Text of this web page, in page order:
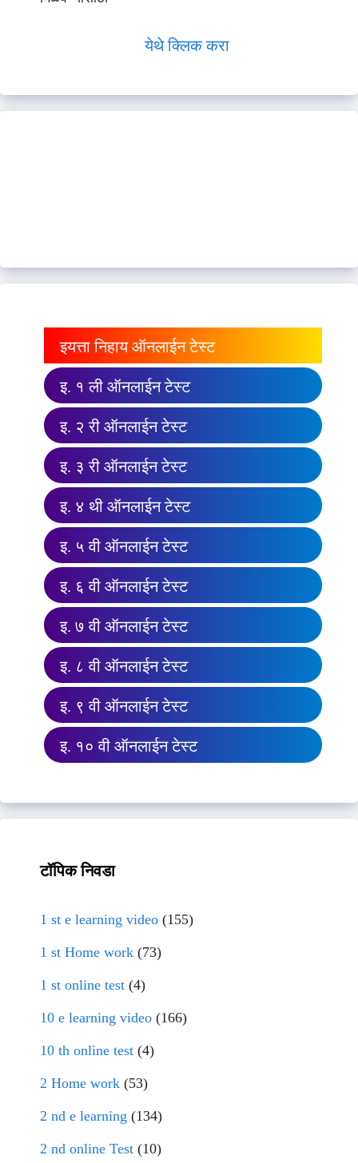
येथे क्लिक करा
इयत्ता निहाय ऑनलाईन टेस्ट
इ. १ ली ऑनलाईन टेस्ट
इ. २ री ऑनलाईन टेस्ट
इ. ३ री ऑनलाईन टेस्ट
इ. ४ थी ऑनलाईन टेस्ट
इ. ५ वी ऑनलाईन टेस्ट
इ. ६ वी ऑनलाईन टेस्ट
इ. ७ वी ऑनलाईन टेस्ट
इ. ८ वी ऑनलाईन टेस्ट
इ. ९ वी ऑनलाईन टेस्ट
इ. १० वी ऑनलाईन टेस्ट
टॉपिक निवडा
1 st e learning video (155)
1 st Home work (73)
1 st online test (4)
10 e learning video (166)
10 th online test (4)
2 Home work (53)
2 nd e learning (134)
2 nd online Test (10)